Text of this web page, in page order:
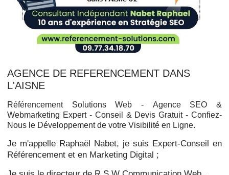
AGENCE DE REFERENCEMENT DANS
L'AISNE
Référencement Solutions Web - Agence SEO &
Webmarketing Expert - Conseil & Devis Gratuit - Confiez-
Nous le Développement de votre Visibilité en Ligne.
Je m'appelle Raphaël Nabet, je suis Expert-Conseil en
Référencement et en Marketing Digital ;